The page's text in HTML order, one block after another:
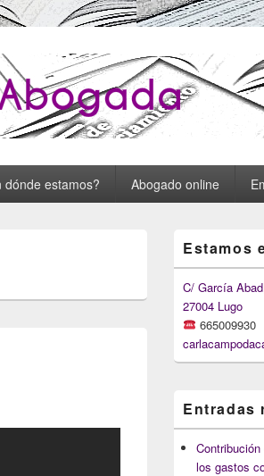
Abogada
dónde estamos? Abogado online
Sidebar
Widget
Area
Estamos
C/ García
27004 Lugo
665009930
Entradas
los gastos